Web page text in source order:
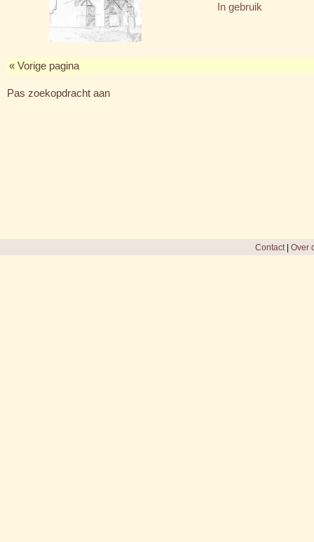
In gebruik
« Vorige pagina
Pas zoekopdracht aan
Contact| Over